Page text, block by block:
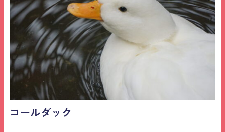
コールダック